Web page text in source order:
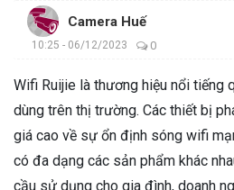
Camera Huế
10:25 - 06/12/2023 0
Wifi Ruijie là thương hiệu nổi tiếng
dùng trên thị trường. Các thiết bị
giá cao về sự ổn định sóng wifi
có đa dạng các sản phẩm khác
cầu sử dụng cho gia đình, doanh